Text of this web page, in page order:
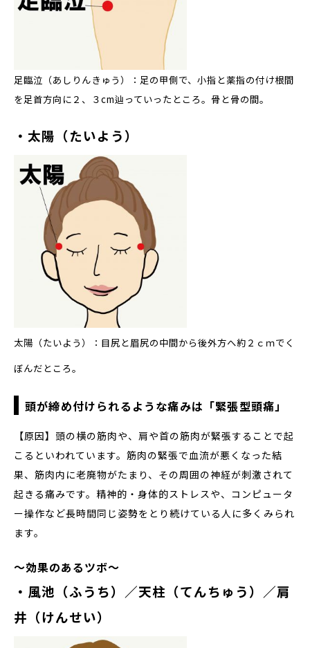
足臨泣（あしりんきゅう）：足の甲側で、小指と薬指の付け根間
を足首方向に２、３cm辿っていったところ。骨と骨の間。
・太陽（たいよう）
太陽（たいよう）：目尻と眉尻の中間から後外方へ約２ｃｍでく
ぼんだところ。
頭が締め付けられるような痛みは「緊張型頭痛」
【原因】頭の横の筋肉や、肩や首の筋肉が緊張することで起
こるといわれています。筋肉の緊張で血流が悪くなった結
果、筋肉内に老廃物がたまり、その周囲の神経が刺激されて
起きる痛みです。精神的・身体的ストレスや、コンピュータ
ー操作など長時間同じ姿勢をとり続けている人に多くみられ
ます。
～効果のあるツボ～
・風池（ふうち）／天柱（てんちゅう）／肩
井（けんせい）